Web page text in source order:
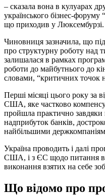
– сказала вона в кулуарах
українського бізнес-
що приходив у Люксембурзі.
Чиновниця зазначила, що
про структурну роботу над
залишалася в рамках
роботи до майбутнього до
словами, “критичних точок
Перші місяці цього року за
США, яке частково
пройшла практично завдяки
надприбуток банків,
найбільшими
Україна проводить і далі
США, і з ЄС щодо питання
виконання взятих на себе
Що відомо про